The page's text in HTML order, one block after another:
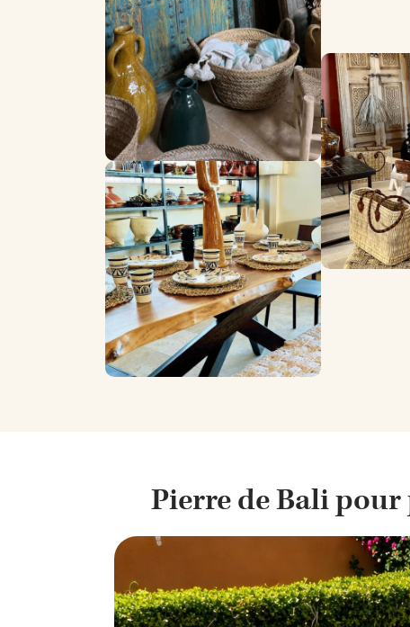
Pierre de Bali